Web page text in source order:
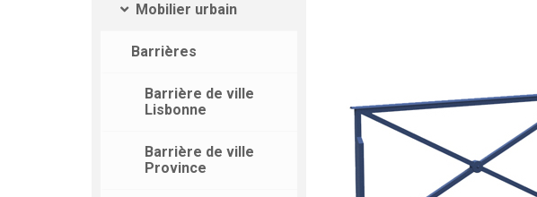
Mobilier urbain
Barrières
Barrière de ville
Lisbonne
Barrière de ville
Province